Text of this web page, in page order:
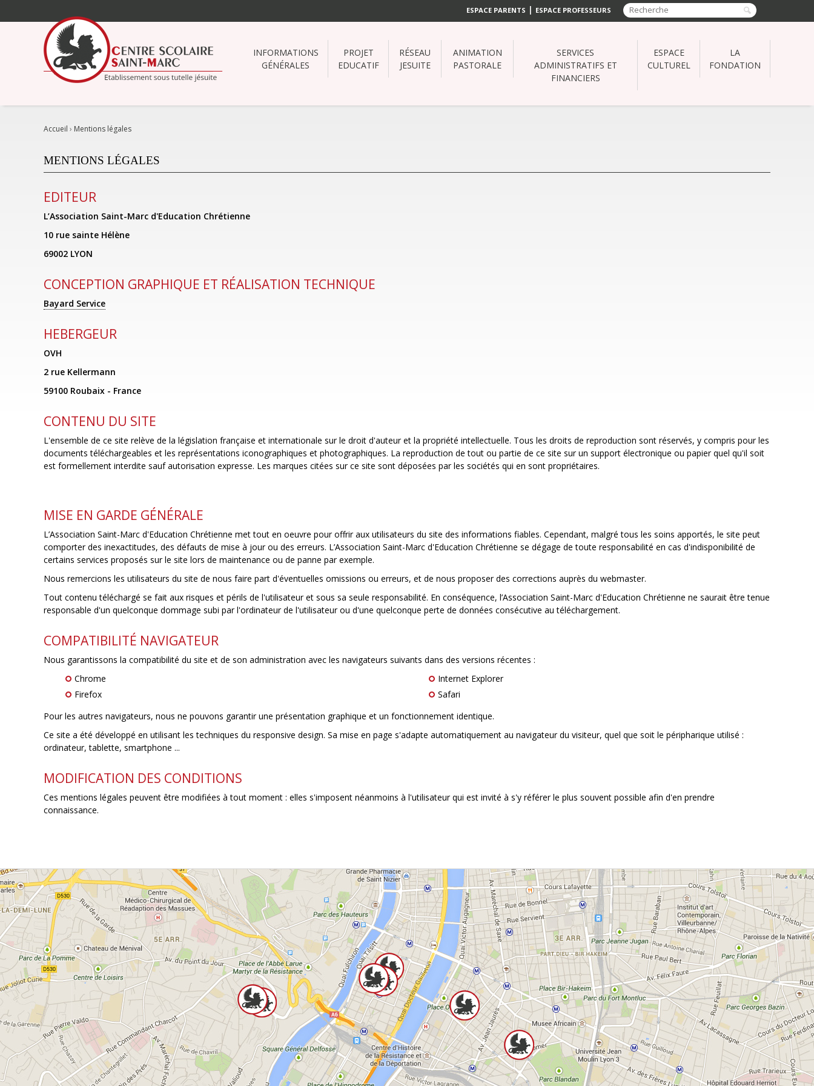
ESPACE PARENTS | ESPACE PROFESSEURS
Aller
au
contenu.
|
Aller
navigation
INFORMATIONS
GÉNÉRALES
PROJET
EDUCATIF
RÉSEAU
JESUITE
ANIMATION
PASTORALE
SERVICES
ADMINISTRATIFS ET
FINANCIERS
ESPACE
CULTUREL
LA
FONDATION
Accueil › Mentions légales
MENTIONS LÉGALES
EDITEUR
L’Association Saint-Marc d'Education Chrétienne
10 rue sainte Hélène
69002 LYON
CONCEPTION GRAPHIQUE ET RÉALISATION TECHNIQUE
Bayard Service
HEBERGEUR
OVH
2 rue Kellermann
59100 Roubaix - France
CONTENU DU SITE
L'ensemble de ce site relève de la législation française et internationale sur le droit d'auteur et la propriété intellectuelle. Tous les droits de reproduction sont réservés, y compris pour les
documents téléchargeables et les représentations iconographiques et photographiques. La reproduction de tout ou partie de ce site sur un support électronique ou papier quel qu'il soit
est formellement interdite sauf autorisation expresse. Les marques citées sur ce site sont déposées par les sociétés qui en sont propriétaires.
MISE EN GARDE GÉNÉRALE
L’Association Saint-Marc d'Education Chrétienne met tout en oeuvre pour offrir aux utilisateurs du site des informations fiables. Cependant, malgré tous les soins apportés, le site peut
comporter des inexactitudes, des défauts de mise à jour ou des erreurs. L’Association Saint-Marc d'Education Chrétienne se dégage de toute responsabilité en cas d'indisponibilité de
certains services proposés sur le site lors de maintenance ou de panne par exemple.
Nous remercions les utilisateurs du site de nous faire part d'éventuelles omissions ou erreurs, et de nous proposer des corrections auprès du webmaster.
Tout contenu téléchargé se fait aux risques et périls de l'utilisateur et sous sa seule responsabilité. En conséquence, l’Association Saint-Marc d'Education Chrétienne ne saurait être tenue
responsable d'un quelconque dommage subi par l'ordinateur de l'utilisateur ou d'une quelconque perte de données consécutive au téléchargement.
COMPATIBILITÉ NAVIGATEUR
Nous garantissons la compatibilité du site et de son administration avec les navigateurs suivants dans des versions récentes :
Chrome
Internet Explorer
Firefox
Safari
Pour les autres navigateurs, nous ne pouvons garantir une présentation graphique et un fonctionnement identique.
Ce site a été développé en utilisant les techniques du responsive design. Sa mise en page s'adapte automatiquement au navigateur du visiteur, quel que soit le péripharique utilisé :
ordinateur, tablette, smartphone ...
MODIFICATION DES CONDITIONS
Ces mentions légales peuvent être modifiées à tout moment : elles s'imposent néanmoins à l'utilisateur qui est invité à s'y référer le plus souvent possible afin d'en prendre
connaissance.